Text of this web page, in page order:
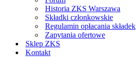
Historia ZKS Warszawa
Składki członkowskie
Regulamin opłacania składek
Zapytania ofertowe
Sklep ZKS
Kontakt